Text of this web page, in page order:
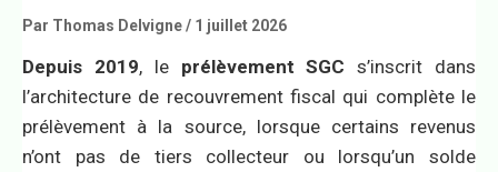
Par Thomas Delvigne/ 1 juillet 2026
Depuis 2019, le prélèvement SGC s’inscrit dans
l’architecture de recouvrement fiscal qui complète le
prélèvement à la source, lorsque certains revenus
n’ont pas de tiers collecteur ou lorsqu’un solde